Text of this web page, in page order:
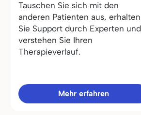
Tauschen Sie sich mit den
anderen Patienten aus, erhalten
Sie Support durch Experten und
verstehen Sie Ihren
Therapieverlauf.
Mehr erfahren